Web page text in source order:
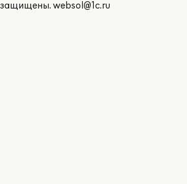
защищены. websol@1c.ru